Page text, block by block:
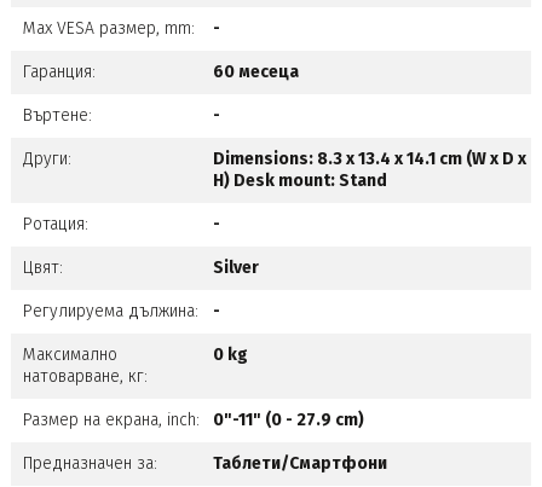
Max VESA размер, mm: -
Гаранция: 60 месеца
Въртене: -
Други:
Dimensions: 8.3 x 13.4 x 14.1 cm (W x D x
H) Desk mount: Stand
Ротация: -
Цвят: Silver
Регулируема дължина: -
Максимално
натоварване, кг:
0 kg
Размер на екрана, inch: 0"-11" (0 - 27.9 cm)
Предназначен за: Таблети/Смартфони